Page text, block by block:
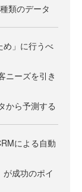
類のデータ
め」に行うべ
ニーズを引き
から予測する
による自動
が成功のポイ